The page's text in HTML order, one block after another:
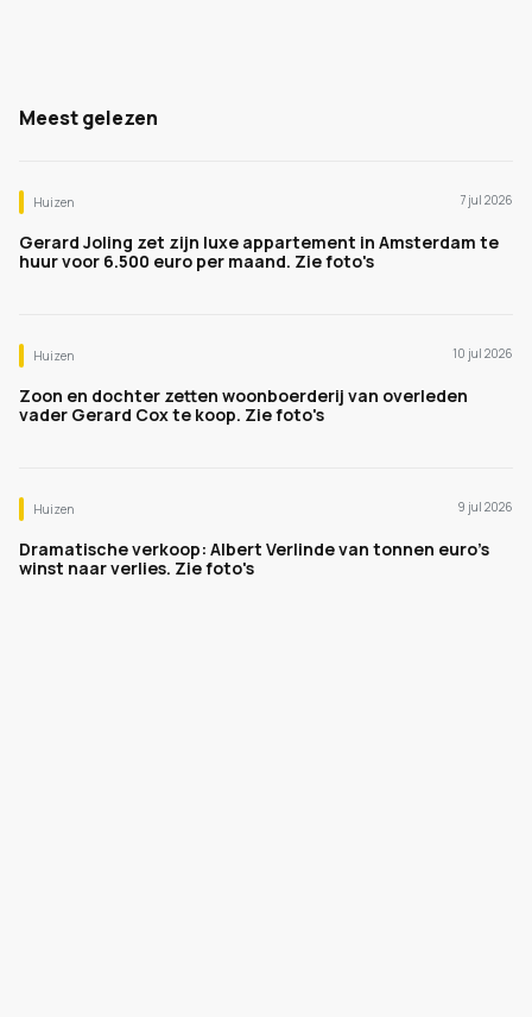
Meest gelezen
Huizen 7 jul 2026
Gerard Joling zet zijn luxe appartement in Amsterdam te
huur voor 6.500 euro per maand. Zie foto's
Huizen 10 jul 2026
Zoon en dochter zetten woonboerderij van overleden
vader Gerard Cox te koop. Zie foto's
Huizen 9 jul 2026
Dramatische verkoop: Albert Verlinde van tonnen euro's
winst naar verlies. Zie foto's